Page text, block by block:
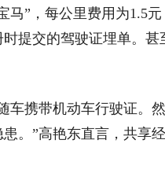
马”，每公里费用为1.5
提交的驾驶证埋单。
车携带机动车行驶证。
。”高艳东直言，共享